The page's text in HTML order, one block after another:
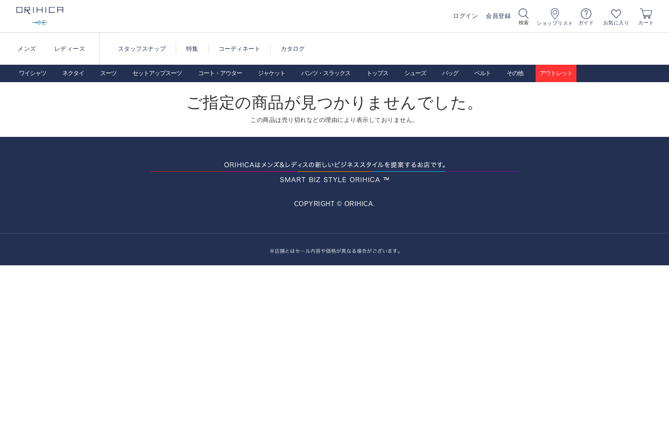
ログイン 会員登録
検索 ショップリスト ガイド お気に入り カート
メンズ レディース スタッフスナップ 特集 コーディネート カタログ
ワイシャツ ネクタイ スーツ セットアップスーツ コート・アウター ジャケット パンツ・スラックス トップス シューズ バッグ ベルト その他 アウトレット
ご指定の商品が見つかりませんでした。
この商品は売り切れなどの理由により表示しておりません。
COPYRIGHT © ORIHICA.